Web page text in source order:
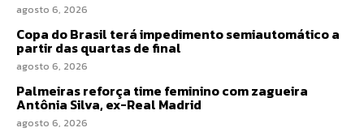
agosto 6, 2026
Copa do Brasil terá impedimento semiautomático a
partir das quartas de final
agosto 6, 2026
Palmeiras reforça time feminino com zagueira
Antônia Silva, ex-Real Madrid
agosto 6, 2026